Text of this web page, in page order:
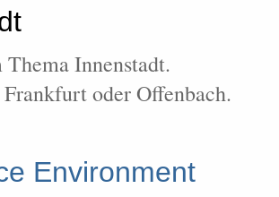
Innenstadt.
oder Offenbach.
Environment